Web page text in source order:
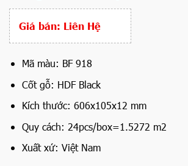
Giá bán: Liên Hệ
Mã màu: BF 918
Cốt gỗ: HDF Black
Kích thước: 606x105x12 mm
Quy cách: 24pcs/box=1.5272 m2
Xuất xứ: Việt Nam